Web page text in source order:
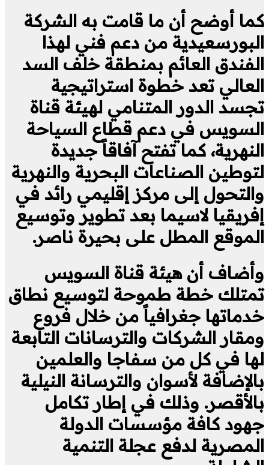
كما أوضح أن ما قامت به الشركة
البورسعيدية من دعم فني لهذا
الفندق العائم بمنطقة خلف السد
العالي تعد خطوة استراتيجية
تجسد الدور المتنامي لهيئة قناة
السويس في دعم قطاع السياحة
النهرية، كما تفتح آفاقاً جديدة
لتوطين الصناعات البحرية والنهرية
والتحول إلى مركز إقليمي رائد في
إفريقيا لاسيما بعد تطوير وتوسيع
الموقع المطل على بحيرة ناصر.
وأضاف أن هيئة قناة السويس
تمتلك خطة طموحة لتوسيع نطاق
خدماتها جغرافياً من خلال فروع
ومقار الشركات والترسانات التابعة
لها في كل من سفاجا والعلمين
بالإضافة لأسوان والترسانة النيلية
بالأقصر. وذلك في إطار تكامل
جهود كافة مؤسسات الدولة
المصرية لدفع عجلة التنمية